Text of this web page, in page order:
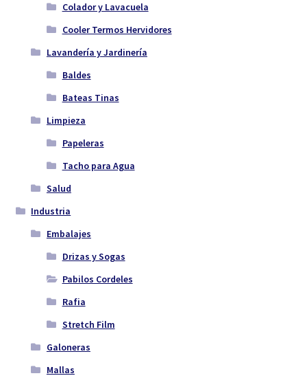
Colador y Lavacuela
Cooler Termos Hervidores
Lavandería y Jardinería
Baldes
Bateas Tinas
Limpieza
Papeleras
Tacho para Agua
Salud
Industria
Embalajes
Drizas y Sogas
Pabilos Cordeles
Rafia
Stretch Film
Galoneras
Mallas